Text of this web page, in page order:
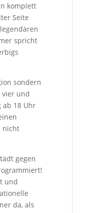
komplett
Seite
spricht
sondern
vier und
ab 18 Uhr
nicht
gegen
und
da, als